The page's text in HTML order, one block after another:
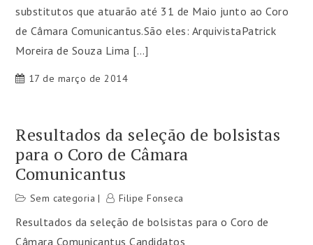
substitutos que atuarão até 31 de Maio junto ao Coro
de Câmara Comunicantus.São eles: ArquivistaPatrick
Moreira de Souza Lima […]
17 de março de 2014
Resultados da seleção de bolsistas
para o Coro de Câmara
Comunicantus
Sem categoria Filipe Fonseca
Resultados da seleção de bolsistas para o Coro de
Câmara Comunicantus Candidatos